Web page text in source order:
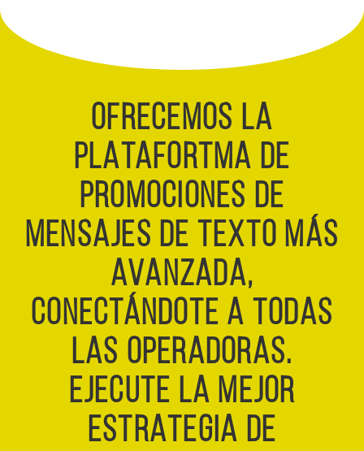
OFRECEMOS LA
PLATAFORTMA DE
PROMOCIONES DE
MENSAJES DE TEXTO MÁS
AVANZADA,
CONECTÁNDOTE A TODAS
LAS OPERADORAS.
EJECUTE LA MEJOR
ESTRATEGIA DE